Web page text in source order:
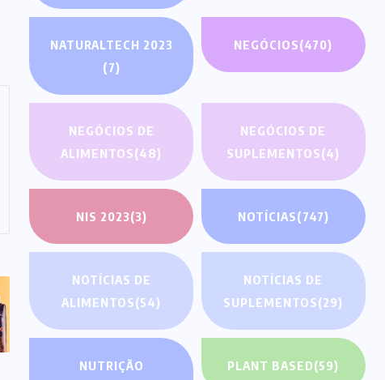
NATURALTECH 2023
(7)
NEGÓCIOS(470)
NEGÓCIOS DE
ALIMENTOS(48)
NEGÓCIOS DE
SUPLEMENTOS(4)
NIS 2023(3) NOTÍCIAS(747)
NOTÍCIAS DE
ALIMENTOS(54)
NOTÍCIAS DE
SUPLEMENTOS(29)
NUTRIÇÃO
PLANT BASED(59)